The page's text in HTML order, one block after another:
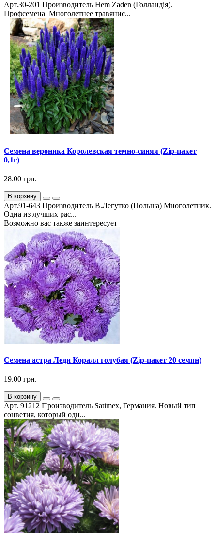
Арт.30-201 Производитель Hem Zaden (Голландія).
Профсемена. Многолетнее травянис...
Семена вероника Королевская темно-синяя (Zip-пакет
0,1г)
28.00 грн.
В корзину
Арт.91-643 Производитель В.Легутко (Польша) Многолетник.
Одна из лучших рас...
Возможно вас также заинтересует
Семена астра Леди Коралл голубая (Zip-пакет 20 семян)
19.00 грн.
В корзину
Арт. 91212 Производитель Satimex, Германия. Новый тип
соцветия, который одн...